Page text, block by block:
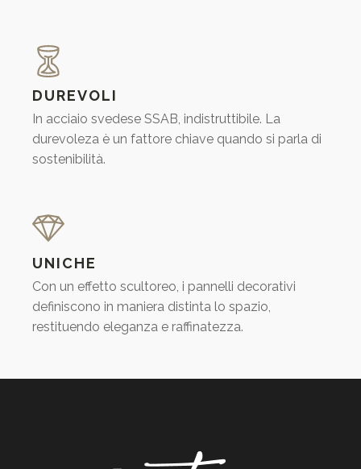
DUREVOLI
In acciaio svedese SSAB, indistruttibile. La
durevoleza è un fattore chiave quando si parla di
sostenibilità.
UNICHE
Con un effetto scultoreo, i pannelli decorativi
definiscono in maniera distinta lo spazio,
restituendo eleganza e raffinatezza.